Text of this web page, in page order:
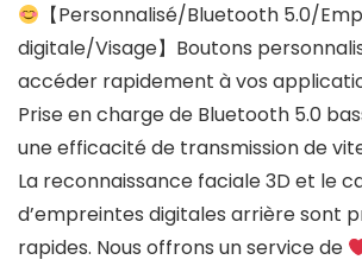
【Personnalisé/Bluetooth 5.0/
digitale/Visage】Boutons
accéder rapidement à vos
Prise en charge de Bluetooth 5.0
une efficacité de transmission de
La reconnaissance faciale 3D et le
d’empreintes digitales arrière sont
rapides. Nous offrons un service de